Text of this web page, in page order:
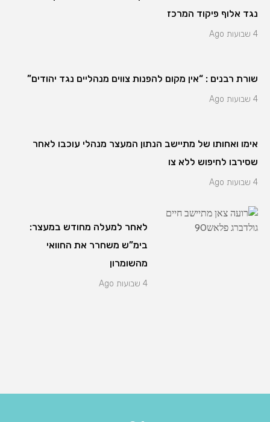
נגד אלוף פיקוד המרכז
4 שבועות Ago
שורת רבנים : “אין מקום להפנות צווים מנהליים נגד יהודים”
4 שבועות Ago
אימו ואחותו של מתיישב הנתון המעצר מנהלי עוכבו לאחר
שסירבו לחיפוש ללא צו
4 שבועות Ago
לאחר למעלה מחודש במעצר:
בימ”ש משחרר את החוואי
מהשומרון
4 שבועות Ago